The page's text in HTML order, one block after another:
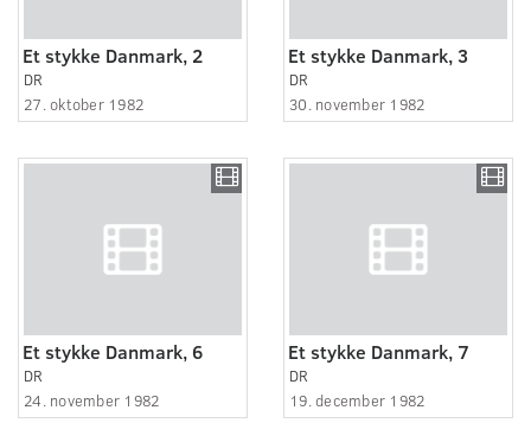
Et stykke Danmark, 2
DR
27. oktober 1982
Et stykke Danmark, 3
DR
30. november 1982
Et stykke Danmark, 6
DR
24. november 1982
Et stykke Danmark, 7
DR
19. december 1982